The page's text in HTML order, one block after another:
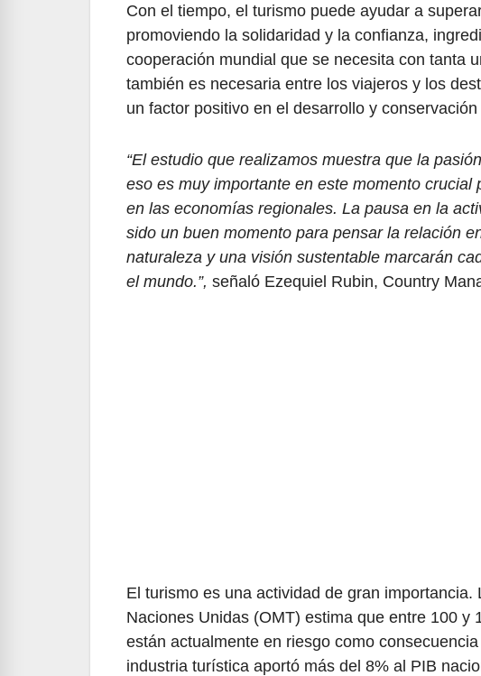
Con el tiempo, el turismo puede ayudar a
promoviendo la solidaridad y la confianza,
cooperación mundial que se necesita con tanta
también es necesaria entre los viajeros y los
un factor positivo en el desarrollo y
“El estudio que realizamos muestra que la
eso es muy importante en este momento
en las economías regionales. La pausa en la
sido un buen momento para pensar la relación
naturaleza y una visión sustentable marcarán
el mundo.”, señaló Ezequiel Rubin, Country
El turismo es una actividad de gran
Naciones Unidas (OMT) estima que entre 100
están actualmente en riesgo como
industria turística aportó más del 8% al PIB